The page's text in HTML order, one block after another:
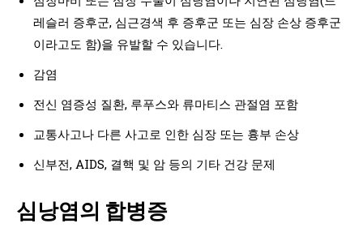
레슬러 증후군, 심근경색 후 증후군 또는 심장 손상 증후군
이라고도 함)을 유발할 수 있습니다.
감염
전신 염증성 질환, 루푸스와 류마티스 관절염 포함
교통사고나 다른 사고로 인한 심장 또는 흉부 손상
신부전, AIDS, 결핵 및 암 등의 기타 건강 문제
심낭염의 합병증